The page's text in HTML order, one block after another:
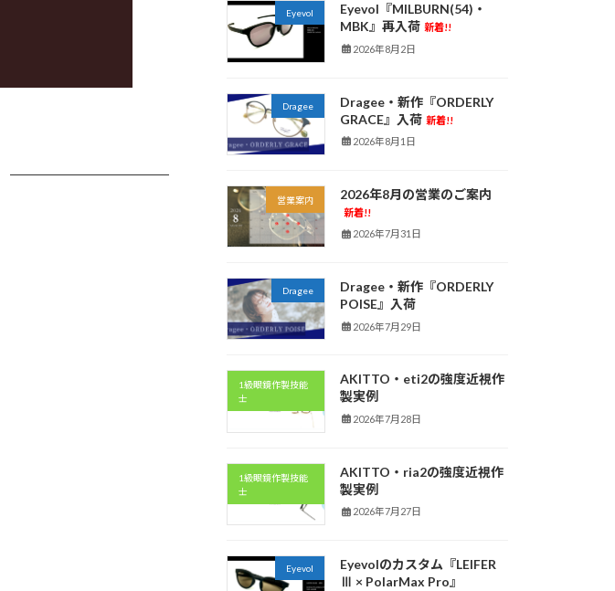
Eyevol
Eyevol『MILBURN(54)・
MBK』再入荷 新着!!
2026年8月2日
Dragee
Dragee・新作『ORDERLY
GRACE』入荷 新着!!
2026年8月1日
営業案内 2026年8月の営業のご案内
新着!!
2026年7月31日
Dragee
Dragee・新作『ORDERLY
POISE』入荷
2026年7月29日
1級眼鏡作製技能
士
AKITTO・eti2の強度近視作
製実例
2026年7月28日
1級眼鏡作製技能
士
AKITTO・ria2の強度近視作
製実例
2026年7月27日
Eyevol
Eyevolのカスタム『LEIFER
Ⅲ × PolarMax Pro』